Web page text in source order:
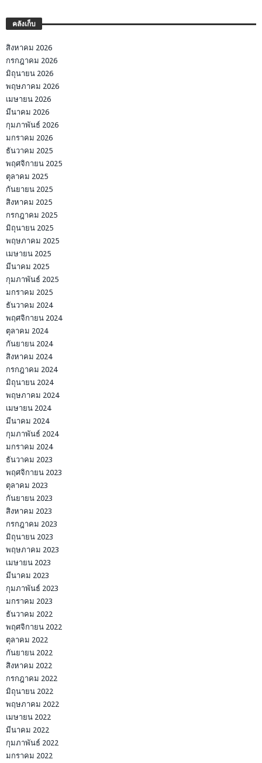
คลังเก็บ
สิงหาคม 2026
กรกฎาคม 2026
มิถุนายน 2026
พฤษภาคม 2026
เมษายน 2026
มีนาคม 2026
กุมภาพันธ์ 2026
มกราคม 2026
ธันวาคม 2025
พฤศจิกายน 2025
ตุลาคม 2025
กันยายน 2025
สิงหาคม 2025
กรกฎาคม 2025
มิถุนายน 2025
พฤษภาคม 2025
เมษายน 2025
มีนาคม 2025
กุมภาพันธ์ 2025
มกราคม 2025
ธันวาคม 2024
พฤศจิกายน 2024
ตุลาคม 2024
กันยายน 2024
สิงหาคม 2024
กรกฎาคม 2024
มิถุนายน 2024
พฤษภาคม 2024
เมษายน 2024
มีนาคม 2024
กุมภาพันธ์ 2024
มกราคม 2024
ธันวาคม 2023
พฤศจิกายน 2023
ตุลาคม 2023
กันยายน 2023
สิงหาคม 2023
กรกฎาคม 2023
มิถุนายน 2023
พฤษภาคม 2023
เมษายน 2023
มีนาคม 2023
กุมภาพันธ์ 2023
มกราคม 2023
ธันวาคม 2022
พฤศจิกายน 2022
ตุลาคม 2022
กันยายน 2022
สิงหาคม 2022
กรกฎาคม 2022
มิถุนายน 2022
พฤษภาคม 2022
เมษายน 2022
มีนาคม 2022
กุมภาพันธ์ 2022
มกราคม 2022